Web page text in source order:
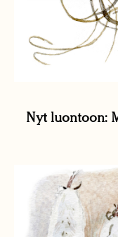
Nyt luontoon: